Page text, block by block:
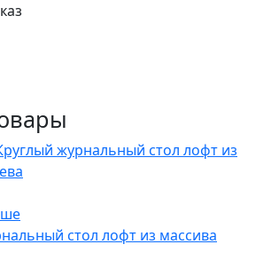
стол лофт из массива